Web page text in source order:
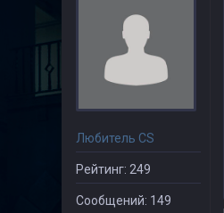
Любитель CS
Рейтинг: 249
Сообщений: 149